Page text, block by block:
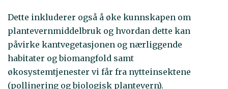
Dette inkluderer også å øke kunnskapen om
plantevernmiddelbruk og hvordan dette kan
påvirke kantvegetasjonen og nærliggende
habitater og biomangfold samt
økosystemtjenester vi får fra nytteinsektene
(pollinering og biologisk plantevern).